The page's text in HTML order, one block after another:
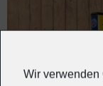
Wir verwenden